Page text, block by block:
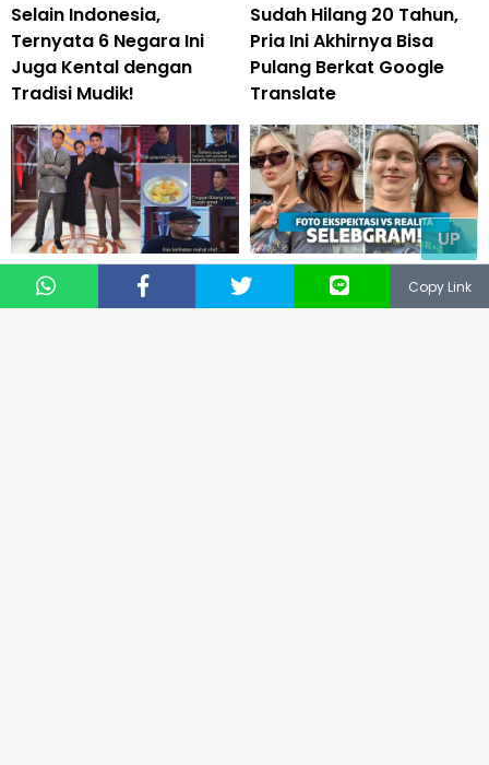
Copy Link
Selain Indonesia,
Ternyata 6 Negara Ini
Juga Kental dengan
Tradisi Mudik!
Sudah Hilang 20 Tahun,
Pria Ini Akhirnya Bisa
Pulang Berkat Google
Translate
HUMOR 26 OKTOBER 2020
15 Meme MasterChef
HUMOR 13 SEPTEMBER 2022
15 Foto Ekspektasi Vs
UP